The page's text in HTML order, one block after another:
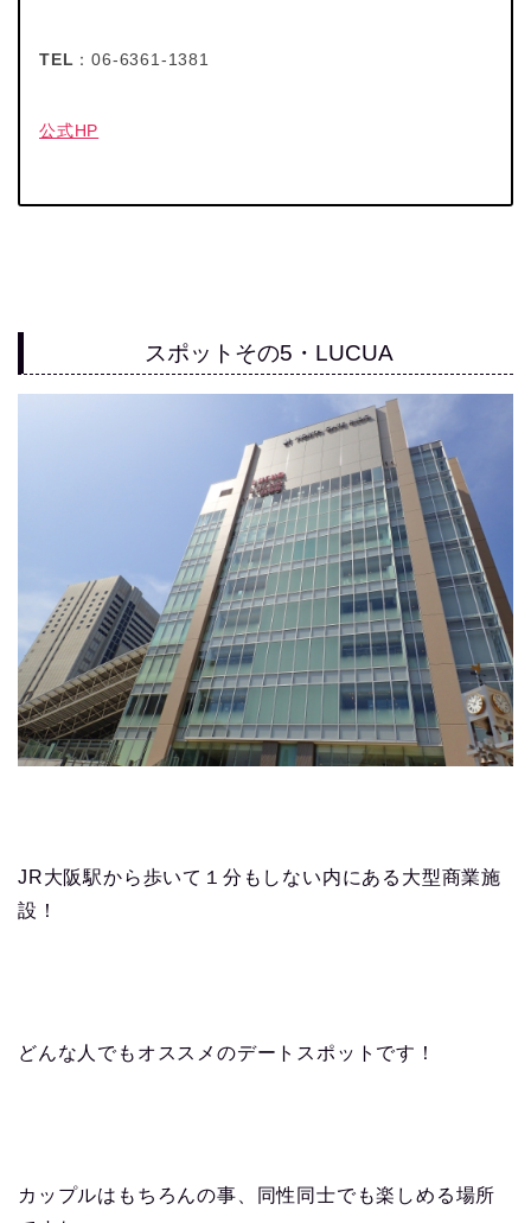
TEL ：06-6361-1381
公式HP
スポットその5・LUCUA
JR大阪駅から歩いて１分もしない内にある大型商業施
設！
どんな人でもオススメのデートスポットです！
カップルはもちろんの事、同性同士でも楽しめる場所